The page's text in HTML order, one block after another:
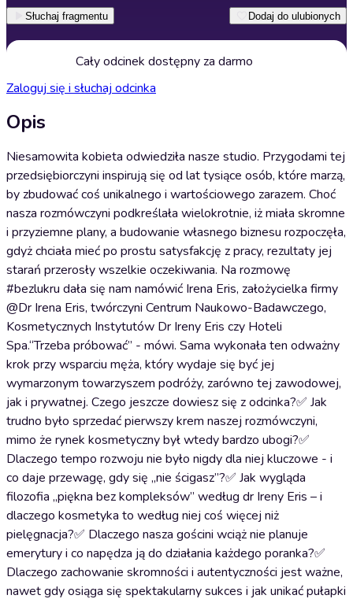
Słuchaj fragmentu Dodaj do ulubionych
Cały odcinek dostępny za darmo
Zaloguj się i słuchaj odcinka
Opis
Niesamowita kobieta odwiedziła nasze studio. Przygodami tej
przedsiębiorczyni inspirują się od lat tysiące osób, które marzą,
by zbudować coś unikalnego i wartościowego zarazem. Choć
nasza rozmówczyni podkreślała wielokrotnie, iż miała skromne
i przyziemne plany, a budowanie własnego biznesu rozpoczęła,
gdyż chciała mieć po prostu satysfakcję z pracy, rezultaty jej
starań przerosły wszelkie oczekiwania. Na rozmowę
#bezlukru dała się nam namówić Irena Eris, założycielka firmy
@Dr Irena Eris, twórczyni Centrum Naukowo-Badawczego,
Kosmetycznych Instytutów Dr Ireny Eris czy Hoteli
Spa.“Trzeba próbować” - mówi. Sama wykonała ten odważny
krok przy wsparciu męża, który wydaje się być jej
wymarzonym towarzyszem podróży, zarówno tej zawodowej,
jak i prywatnej. Czego jeszcze dowiesz się z odcinka?✅ Jak
trudno było sprzedać pierwszy krem naszej rozmówczyni,
mimo że rynek kosmetyczny był wtedy bardzo ubogi?✅
Dlaczego tempo rozwoju nie było nigdy dla niej kluczowe - i
co daje przewagę, gdy się „nie ścigasz”?✅ Jak wygląda
filozofia „piękna bez kompleksów” według dr Ireny Eris – i
dlaczego kosmetyka to według niej coś więcej niż
pielęgnacja?✅ Dlaczego nasza gościni wciąż nie planuje
emerytury i co napędza ją do działania każdego poranka?✅
Dlaczego zachowanie skromności i autentyczności jest ważne,
nawet gdy osiąga się spektakularny sukces i jak unikać pułapki